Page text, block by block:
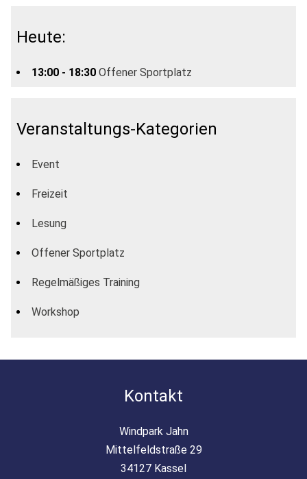
Heute:
13:00 - 18:30 Offener Sportplatz
Veranstaltungs-Kategorien
Event
Freizeit
Lesung
Offener Sportplatz
Regelmäßiges Training
Workshop
Kontakt
Windpark Jahn
Mittelfeldstraße 29
34127 Kassel